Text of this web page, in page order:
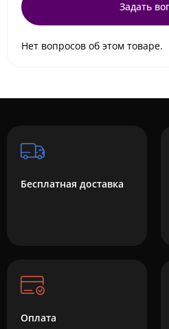
Задать
Нет вопросов об этом товаре.
Бесплатная доставка
Оплата